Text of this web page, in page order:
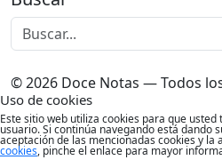
© 2026 Doce Notas — Todos
Uso de cookies
Este sitio web utiliza cookies para que
usuario. Si continúa navegando está dando
aceptación de las mencionadas cookies y la
cookies, pinche el enlace para mayor